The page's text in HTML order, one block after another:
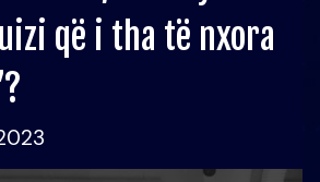
që i tha të nxora